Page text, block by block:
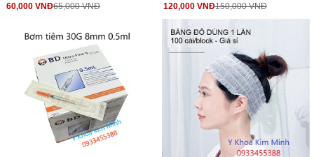
60,000 VNĐ65,000 VNĐ 120,000 VNĐ150,000 VNĐ